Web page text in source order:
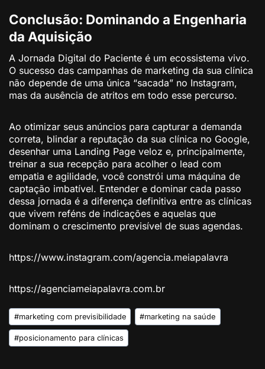
Conclusão: Dominando a Engenharia
da Aquisição
A Jornada Digital do Paciente é um ecossistema vivo.
O sucesso das campanhas de marketing da sua clínica
não depende de uma única “sacada” no Instagram,
mas da ausência de atritos em todo esse percurso.
Ao otimizar seus anúncios para capturar a demanda
correta, blindar a reputação da sua clínica no Google,
desenhar uma Landing Page veloz e, principalmente,
treinar a sua recepção para acolher o lead com
empatia e agilidade, você constrói uma máquina de
captação imbatível. Entender e dominar cada passo
dessa jornada é a diferença definitiva entre as clínicas
que vivem reféns de indicações e aquelas que
dominam o crescimento previsível de suas agendas.
https://www.instagram.com/agencia.meiapalavra
https://agenciameiapalavra.com.br
Tags
do
Post:
#marketing com previsibilidade #marketing na saúde
#posicionamento para clínicas